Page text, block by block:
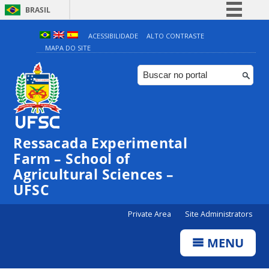
BRASIL
Simplifique!
Comunica BR
Participe
ACESSIBILIDADE
ALTO CONTRASTE
MAPA DO SITE
Ressacada Experimental
Farm – School of
Agricultural Sciences –
UFSC
Private Area Site Administrators
MENU